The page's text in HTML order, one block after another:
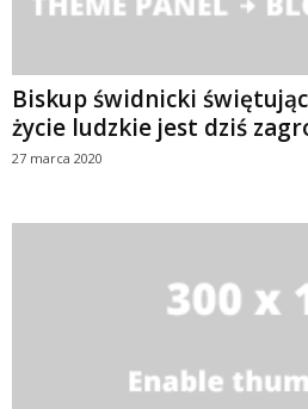
Biskup świdnicki
życie ludzkie jest dziś
27 marca 2020